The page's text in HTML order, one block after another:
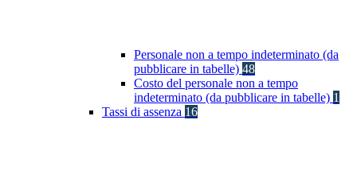
Personale non a tempo indeterminato (da
pubblicare in tabelle) 48
Costo del personale non a tempo
indeterminato (da pubblicare in tabelle) 1
Tassi di assenza 16